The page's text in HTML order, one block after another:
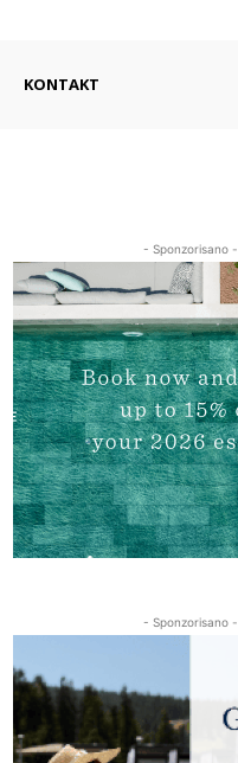
KONTAKT
- Sponzorisano -
- Sponzorisano -